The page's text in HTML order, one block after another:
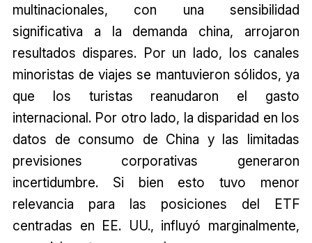
multinacionales, con una sensibilidad
significativa a la demanda china, arrojaron
resultados dispares. Por un lado, los canales
minoristas de viajes se mantuvieron sólidos, ya
que los turistas reanudaron el gasto
internacional. Por otro lado, la disparidad en los
datos de consumo de China y las limitadas
previsiones corporativas generaron
incertidumbre. Si bien esto tuvo menor
relevancia para las posiciones del ETF
centradas en EE. UU., influyó marginalmente,